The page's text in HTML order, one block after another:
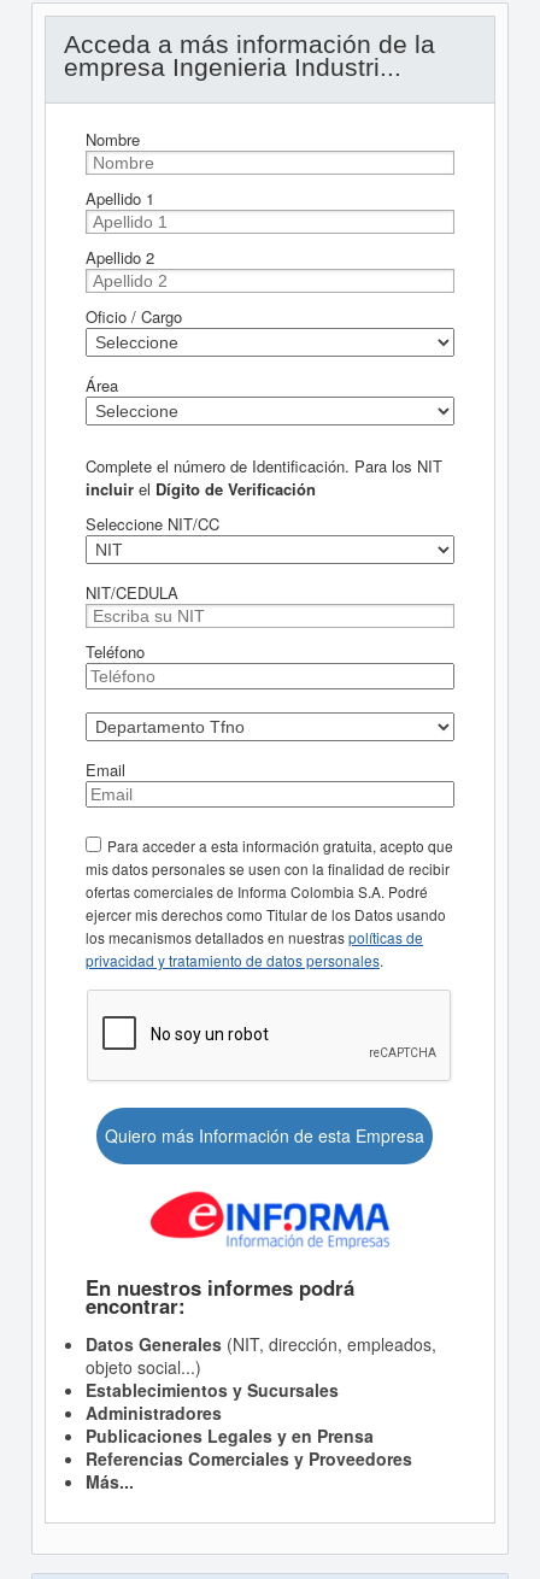
Acceda a más información de la
empresa Ingenieria Industri...
Nombre
Apellido 1
Apellido 2
Oficio / Cargo
Área
Complete el número de Identificación. Para los NIT
incluirel Dígito de Verificación
Seleccione NIT/CC
NIT/CEDULA
Teléfono
Email
Para acceder a esta información gratuita, acepto que
mis datos personales se usen con la finalidad de recibir
ofertas comerciales de Informa Colombia S.A. Podré
ejercer mis derechos como Titular de los Datos usando
los mecanismos detallados en nuestraspolíticas de
privacidad y tratamiento de datos personales.
Quiero más Información de esta Empresa
En nuestros informes podrá
encontrar:
Datos Generales(NIT, dirección, empleados,
objeto social...)
Establecimientos y Sucursales
Administradores
Publicaciones Legales y en Prensa
Referencias Comerciales y Proveedores
Más...